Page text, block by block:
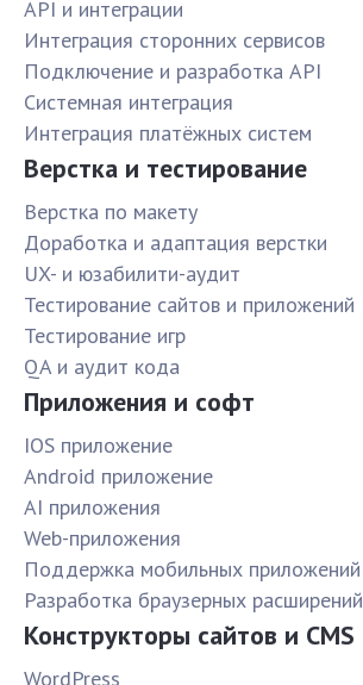
API и интеграции
Интеграция сторонних сервисов
Подключение и разработка API
Системная интеграция
Интеграция платёжных систем
Верстка и тестирование
Верстка по макету
Доработка и адаптация верстки
UX- и юзабилити-аудит
Тестирование сайтов и приложений
Тестирование игр
QA и аудит кода
Приложения и софт
IOS приложение
Android приложение
AI приложения
Web-приложения
Поддержка мобильных приложений
Разработка браузерных расширений
Конструкторы сайтов и CMS
WordPress